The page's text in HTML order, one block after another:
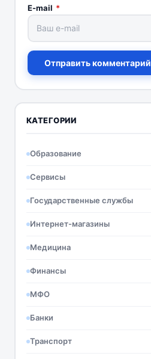
E-mail *
Отправить комментарий
КАТЕГОРИИ
Образование
Сервисы
Государственные службы
Интернет-магазины
Медицина
Финансы
МФО
Банки
Транспорт